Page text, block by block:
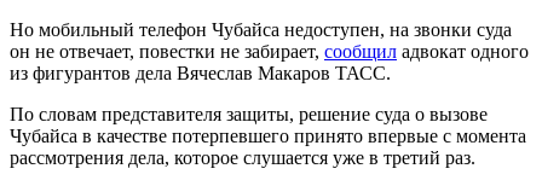
Но мобильный телефон Чубайса недоступен, на звонки суда
он не отвечает, повестки не забирает, сообщил адвокат одного
из фигурантов дела Вячеслав Макаров ТАСС.
По словам представителя защиты, решение суда о вызове
Чубайса в качестве потерпевшего принято впервые с момента
рассмотрения дела, которое слушается уже в третий раз.